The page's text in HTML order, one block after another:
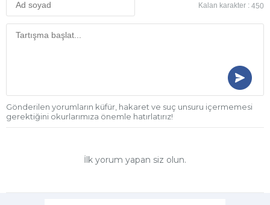
Kalan karakter : 450
Gönderilen yorumların küfür, hakaret ve suç unsuru içermemesi
gerektiğini okurlarımıza önemle hatırlatırız!
İlk yorum yapan siz olun.